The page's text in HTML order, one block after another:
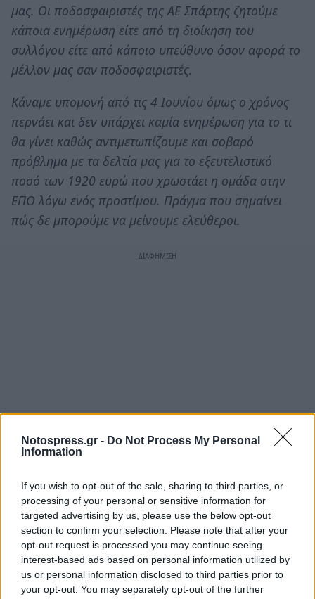
Notospress.gr - Do Not Process My Personal
Information
If you wish to opt-out of the sale, sharing to third parties, or
processing of your personal or sensitive information for
targeted advertising by us, please use the below opt-out
section to confirm your selection. Please note that after your
opt-out request is processed you may continue seeing
interest-based ads based on personal information utilized by
us or personal information disclosed to third parties prior to
your opt-out. You may separately opt-out of the further
μας. Οι ποδοσφαιριστές της ΑE Σπάρτης ζητούμε
κάποια ενημέρωση είτε από τη διοίκηση του
συλλόγου είτε από κάποιο υπεύθυνο όσον αφορά το
μέλλον μας σαν ποδοσφαιριστές.
Κάναμε υπομονή από τις 4 Ιουνίου όμως ο χρόνος
περνάει και δεν υπάρχει καμία ενημέρωση για το τι
θα γίνει καθώς αντιμετωπίζουμε και σοβαρό
πρόβλημα με τα δελτία μας για το εξευτελιστικό
ποσό των 1920 ευρώ που χρωστάει η ομάδα στην
ΕΠΟ λόγω ενός προστίμου. Πράγμα που σημαίνει
πώς δε μπορούμε να μείνουμε ελεύθεροι.